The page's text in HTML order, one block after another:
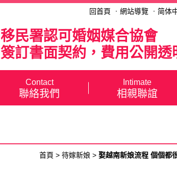
回首頁 ． 網站導覽 ． 简体
移民署認可婚姻媒合協會
簽訂書面契約，費用公開透
Contact
聯絡我們
Intimate
相親聯誼
首頁 > 待嫁新娘 > 娶越南新娘流程 個個都